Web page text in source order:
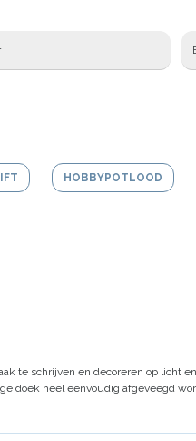
HOBBYPOTLOOD
te schrijven en decoreren op licht
doek heel eenvoudig afgeveegd